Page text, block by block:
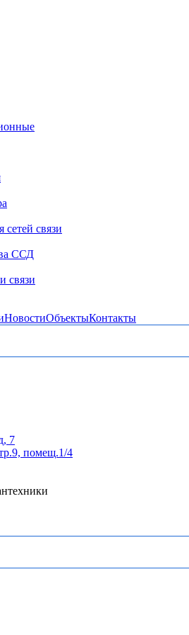
связи
ССД
связи
НовостиОбъектыКонтакты
7
помещ.1/4